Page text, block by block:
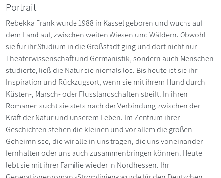
Portrait
Rebekka Frank wurde 1988 in Kassel geboren und wuchs auf
dem Land auf, zwischen weiten Wiesen und Wäldern. Obwohl
sie für ihr Studium in die Großstadt ging und dort nicht nur
Theaterwissenschaft und Germanistik, sondern auch Menschen
studierte, ließ die Natur sie niemals los. Bis heute ist sie ihr
Inspiration und Rückzugsort, wenn sie mit ihrem Hund durch
Küsten-, Marsch- oder Flusslandschaften streift. In ihren
Romanen sucht sie stets nach der Verbindung zwischen der
Kraft der Natur und unserem Leben. Im Zentrum ihrer
Geschichten stehen die kleinen und vor allem die großen
Geheimnisse, die wir alle in uns tragen, die uns voneinander
fernhalten oder uns auch zusammenbringen können. Heute
lebt sie mit ihrer Familie wieder in Nordhessen. Ihr